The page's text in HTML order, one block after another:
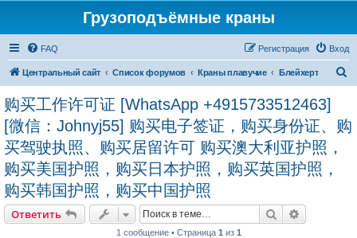
Грузоподъёмные краны
FAQ Вход
Регистрация
Центральный сайт Список форумов Краны плавучие Блейхерт
с
购买工作许可证 [WhatsApp +4915733512463]
[微信：Johnyj55] 购买电子签证，购买身份证、购
买驾驶执照、购买居留许可 购买澳大利亚护照，
购买美国护照，购买日本护照，购买英国护照，
购买韩国护照，购买中国护照
Ответить Поиск
1 сообщение • Страница 1 из 1